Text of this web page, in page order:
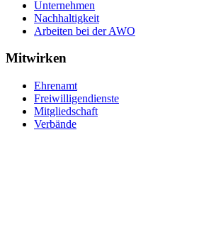
Unternehmen
Nachhaltigkeit
Arbeiten bei der AWO
Mitwirken
Ehrenamt
Freiwilligendienste
Mitgliedschaft
Verbände